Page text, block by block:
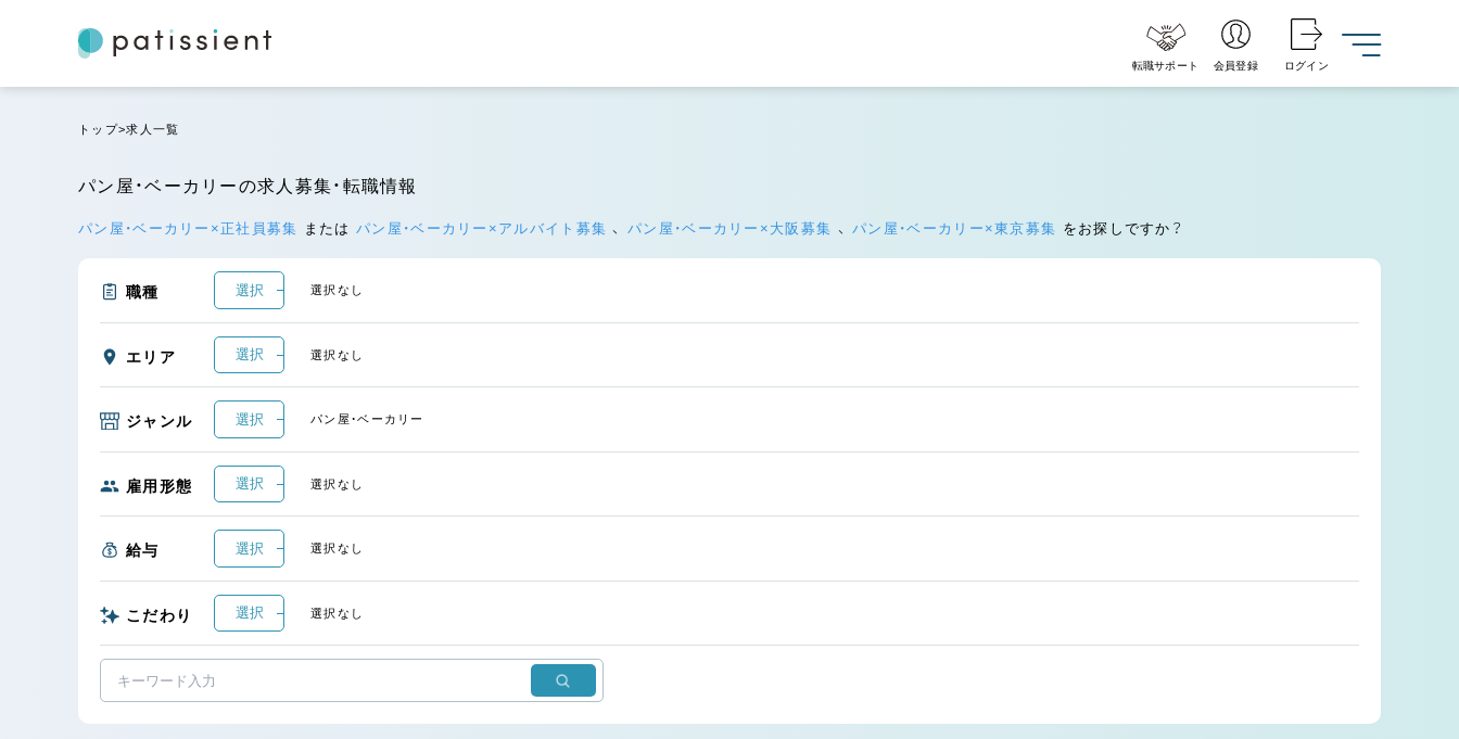
転職サポート 会員登録 ログイン
トップ 求人一覧
パン屋・ベーカリーの求人募集・転職情報
パン屋・ベーカリー×正社員募集 またはパン屋・ベーカリー×アルバイト募集、パン屋・ベーカリー×大阪募集 、パン屋・ベーカリー×東京募集 をお探しですか？
職種 選択 選択なし
エリア 選択 選択なし
ジャンル 選択 パン屋・ベーカリー
雇用形態 選択 選択なし
給与 選択 選択なし
こだわり 選択 選択なし